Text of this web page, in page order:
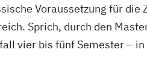
Informatik (Lehramt)
and Computer Engineering
Mathematik
Voraussetzung für
Sprich, durch den
vier bis fünf Semester –